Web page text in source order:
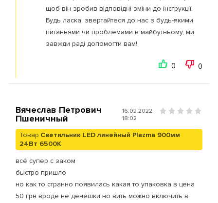
щоб він зробив відповідні зміни до інструкції.
Будь ласка, звертайтеся до нас з будь-якими
питаннями чи проблемами в майбутньому, ми
завжди раді допомогти вам!
0 0
Вячеслав Петрович
Пшеничный
16.02.2022,
18:02
Товар Cветильник LED линейный Plazma 900мм
24Вт 6500K
всё супер с заком
быстро пришло
но как то странно появилась какая то упаковка в цена
50 грн вроде не денешки но вить можно включить в